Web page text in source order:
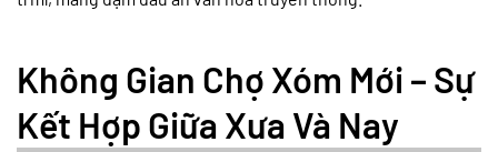
Không Gian Chợ Xóm Mới – Sự
Kết Hợp Giữa Xưa Và Nay